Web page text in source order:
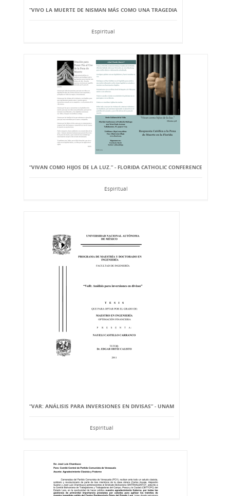
“VIVO LA MUERTE DE NISMAN MÁS COMO UNA TRAGEDIA
Espiritual
“VIVAN COMO HIJOS DE LA LUZ.” - FLORIDA CATHOLIC CONFERENCE
Espiritual
“VAR: ANÁLISIS PARA INVERSIONES EN DIVISAS” - UNAM
Espiritual